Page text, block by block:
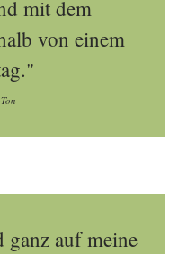
mit dem
von einem
ganz auf meine